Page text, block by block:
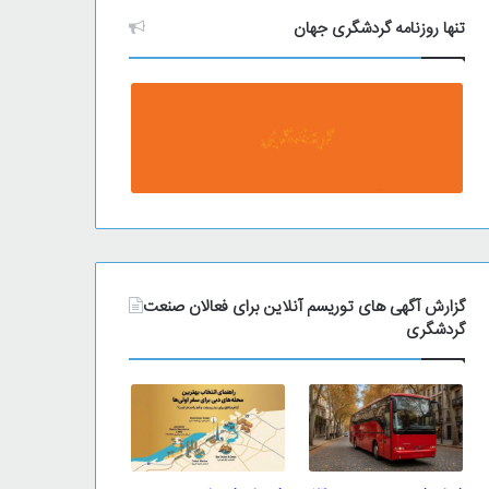
تنها روزنامه گردشگری جهان
گزارش آگهی های توریسم آنلاین برای فعالان صنعت
گردشگری